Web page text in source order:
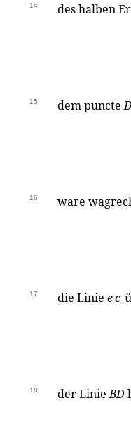
14 des halben
15 dem puncteD
16 ware
17 die Linie ec
18 der LinieBD